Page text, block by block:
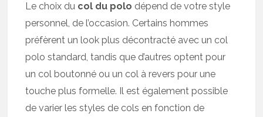
Le choix du col du polo dépend de votre style
personnel, de l’occasion. Certains hommes
préfèrent un look plus décontracté avec un col
polo standard, tandis que d’autres optent pour
un col boutonné ou un col à revers pour une
touche plus formelle. Il est également possible
de varier les styles de cols en fonction de